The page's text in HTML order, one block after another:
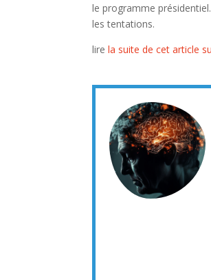
le programme
les tentations.
lirela suite de cet article